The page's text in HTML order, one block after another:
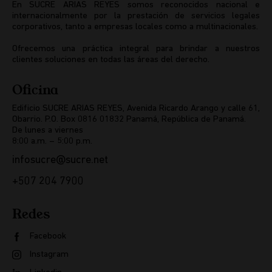
En SUCRE ARIAS REYES somos reconocidos nacional e
internacionalmente por la prestación de servicios legales
corporativos, tanto a empresas locales como a multinacionales.
Ofrecemos una práctica integral para brindar a nuestros
clientes soluciones en todas las áreas del derecho.
Oficina
Edificio SUCRE ARIAS REYES, Avenida Ricardo Arango y calle 61,
Obarrio. P.O. Box 0816 01832 Panamá, República de Panamá.
De lunes a viernes
8:00 a.m. – 5:00 p.m.
infosucre@sucre.net
+507 204 7900
Redes
Facebook
Instagram